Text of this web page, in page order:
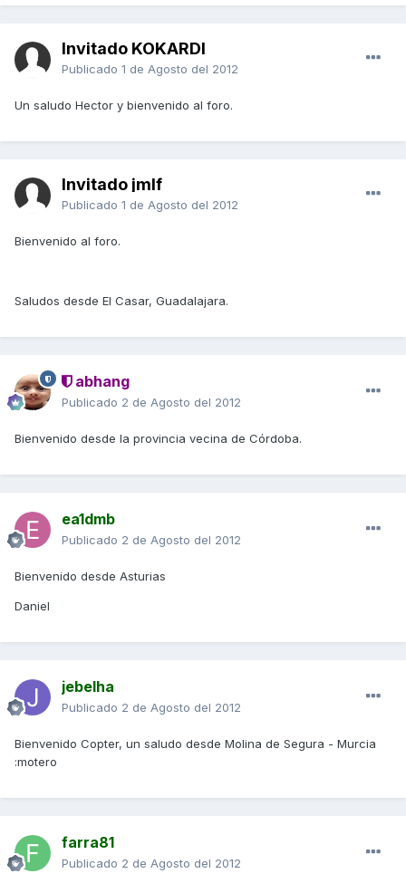
Invitado KOKARDI
Publicado 1 de Agosto del 2012
Un saludo Hector y bienvenido al foro.
Invitado jmlf
Publicado 1 de Agosto del 2012
Bienvenido al foro.
Saludos desde El Casar, Guadalajara.
abhang
Publicado 2 de Agosto del 2012
Bienvenido desde la provincia vecina de Córdoba.
ea1dmb
Publicado 2 de Agosto del 2012
Bienvenido desde Asturias
Daniel
jebelha
Publicado 2 de Agosto del 2012
Bienvenido Copter, un saludo desde Molina de Segura - Murcia
:motero
farra81
Publicado 2 de Agosto del 2012